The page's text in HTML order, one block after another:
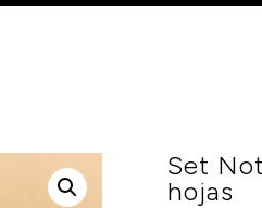
Set
hojas